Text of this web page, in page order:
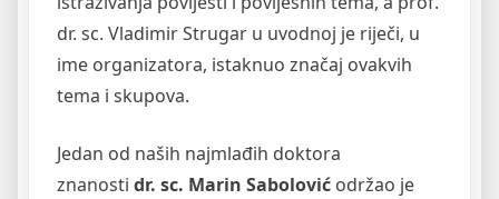
dr. sc. Vladimir Strugar u uvodnoj je riječi, u
ime organizatora, istaknuo značaj ovakvih
tema i skupova.
Jedan od naših najmlađih doktora
znanosti dr. sc. Marin Sabolović održao je